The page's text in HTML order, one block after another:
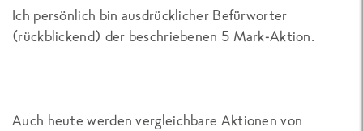
Ich persönlich bin ausdrücklicher Befürworter
(rückblickend) der beschriebenen 5 Mark-Aktion.
Auch heute werden vergleichbare Aktionen von